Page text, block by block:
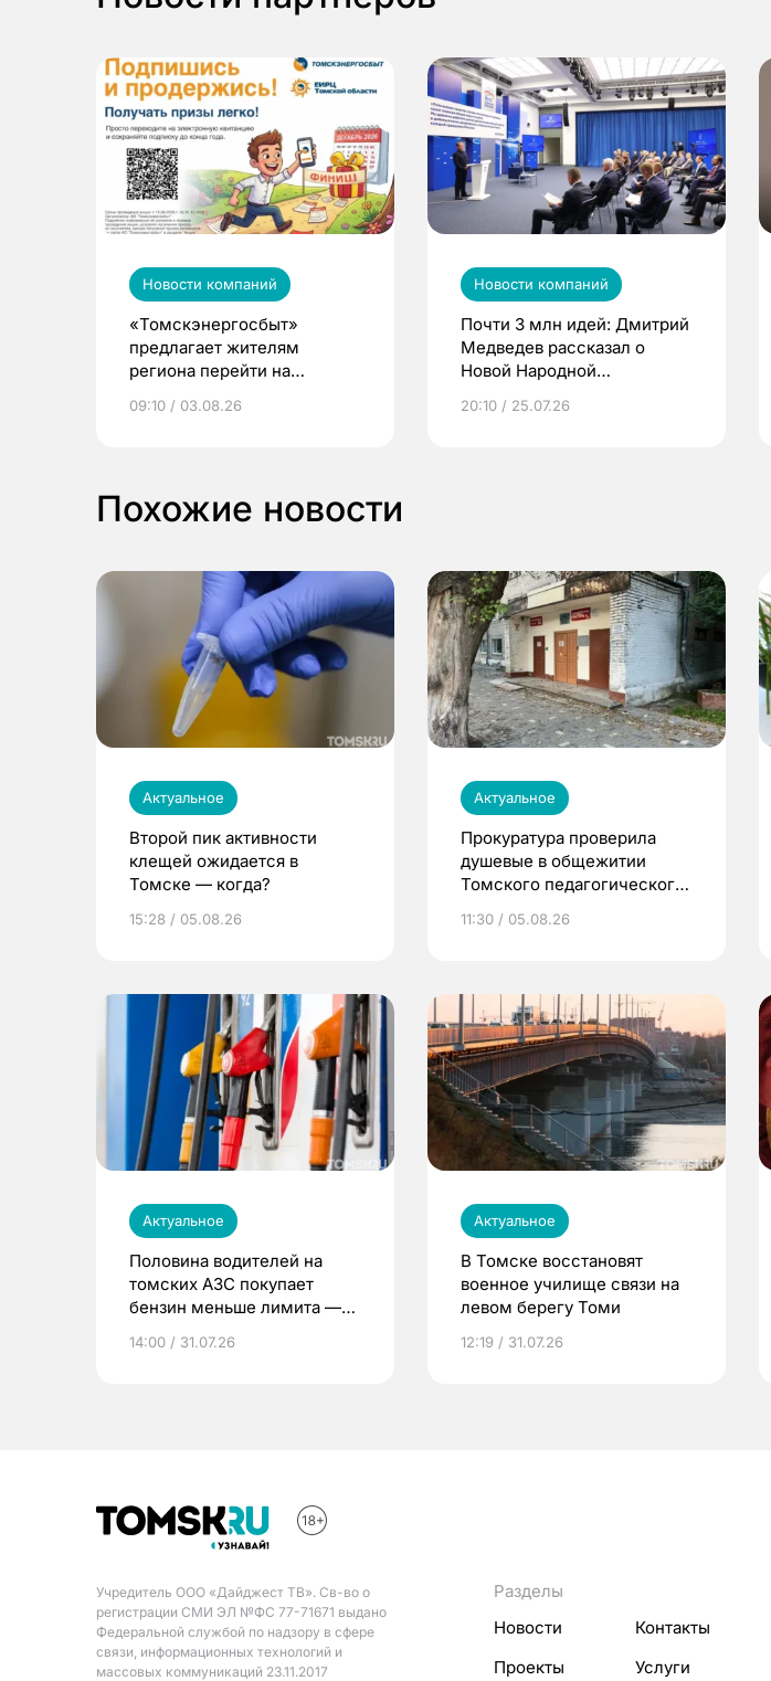
Новости компаний
«Томскэнергосбыт»
предлагает жителям
региона перейти на
выиграть призы
09:10 / 03.08.26
Новости компаний
Почти 3 млн идей: Дмитрий
Медведев рассказал о
Новой Народной
20:10 / 25.07.26
Похожие новости
Актуальное
Второй пик активности
клещей ожидается в
Томске — когда?
15:28 / 05.08.26
Актуальное
Прокуратура проверила
душевые в общежитии
Томского педагогического
11:30 / 05.08.26
Актуальное
Половина водителей на
томских АЗС покупает
бензин меньше лимита —
14:00 / 31.07.26
Актуальное
В Томске восстановят
военное училище связи на
левом берегу Томи
12:19 / 31.07.26
Учредитель ООО «Дайджест ТВ». Св-во о
регистрации СМИ ЭЛ №ФС 77-71671 выдано
Федеральной службой по надзору в сфере
связи, информационных технологий и
массовых коммуникаций 23.11.2017
Разделы
Новости
Контакты
Проекты
Услуги